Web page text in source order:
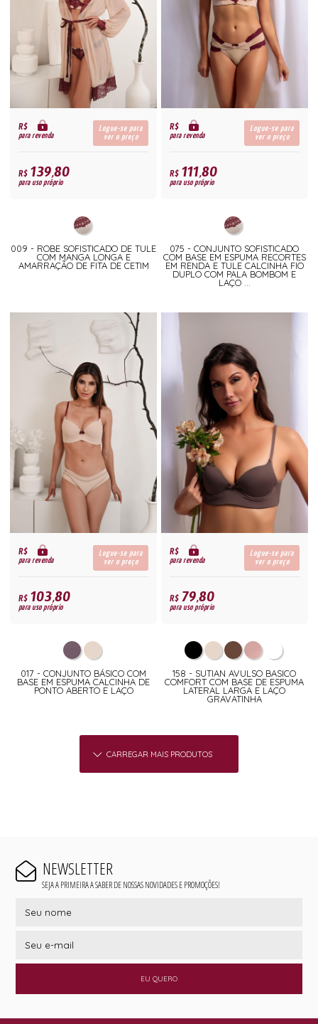
R$
para revenda
Logue-se para
ver o preço
R$139,80
para uso próprio
009 - ROBE SOFISTICADO DE TULE
COM MANGA LONGA E
AMARRAÇÃO DE FITA DE CETIM
R$
para revenda
Logue-se para
ver o preço
R$111,80
para uso próprio
075 - CONJUNTO SOFISTICADO
COM BASE EM ESPUMA RECORTES
EM RENDA E TULE CALCINHA FIO
DUPLO COM PALA BOMBOM E
LAÇO ...
R$
para revenda
Logue-se para
ver o preço
R$103,80
para uso próprio
017 - CONJUNTO BÁSICO COM
BASE EM ESPUMA CALCINHA DE
PONTO ABERTO E LAÇO
R$
para revenda
Logue-se para
ver o preço
R$79,80
para uso próprio
158 - SUTIAN AVULSO BASICO
COMFORT COM BASE DE ESPUMA
LATERAL LARGA E LAÇO
GRAVATINHA
CARREGAR MAIS PRODUTOS
NEWSLETTER
SEJA A PRIMEIRA A SABER DE NOSSAS NOVIDADES E PROMOÇÕES!
EU QUERO